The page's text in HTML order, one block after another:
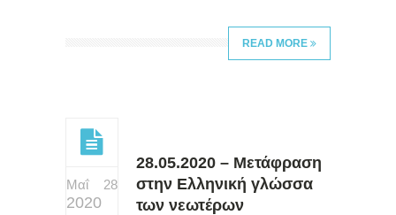
READ MORE
Μαΐ 28
2020
28.05.2020 – Μετάφραση
στην Ελληνική γλώσσα
των νεωτέρων